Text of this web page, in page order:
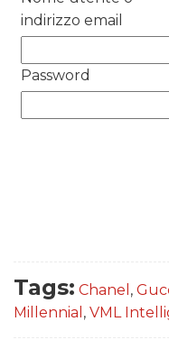
CASE HISTORY
OPINIONI
indirizzo email
Password
Tags: Chanel ,
Millennial , VML